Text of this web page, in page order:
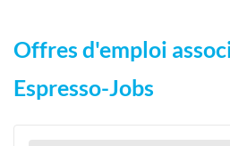
Offres d'emploi
Espresso-Jobs